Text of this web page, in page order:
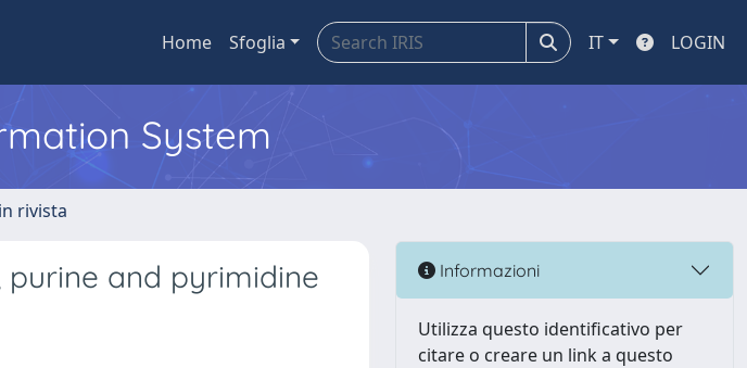
Home Sfoglia IT LOGIN
System
rivista
purine and pyrimidine
Informazioni
Utilizza questo identificativo per
citare o creare un link a questo